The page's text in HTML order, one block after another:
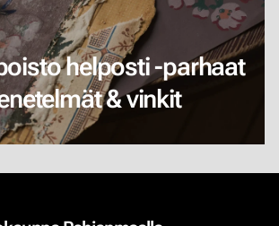
helposti -parhaat
& vinkit